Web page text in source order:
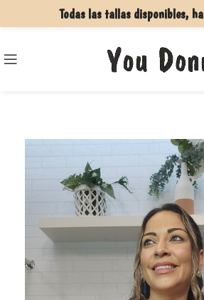
Todas las tallas disponibles,